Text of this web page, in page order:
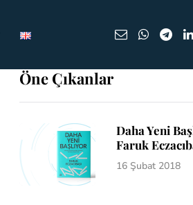
Öne Çıkanlar
Daha Yeni
Faruk
16 Şubat 2018